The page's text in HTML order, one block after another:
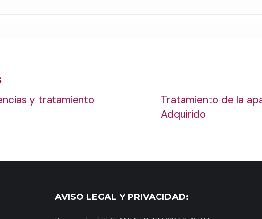
y tratamiento
Tratamiento de la
Adquirido
AVISO LEGAL Y PRIVACIDAD: